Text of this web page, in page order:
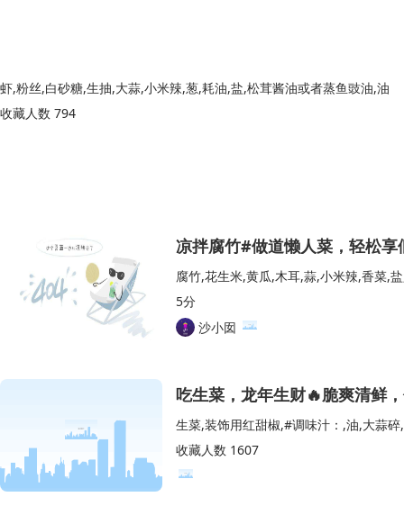
虾,粉丝,白砂糖,生抽,大蒜,小米辣,葱,耗油,盐,松茸酱油或者蒸鱼豉油,油
收藏人数 794
凉拌腐竹#做道懒人菜，轻松享
腐竹,花生米,黄瓜,木耳,蒜,小米辣,香菜,
5分
沙小囡
吃生菜，龙年生财🔥脆爽清鲜，
收藏人数 1607